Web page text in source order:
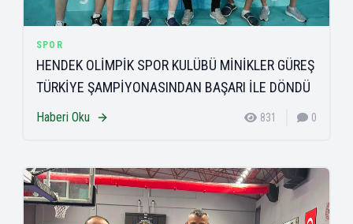
SPOR
HENDEK OLİMPİK SPOR KULÜBÜ MİNİKLER GÜREŞ
TÜRKİYE ŞAMPİYONASINDAN BAŞARI İLE DÖNDÜ
Haberi Oku 831 0